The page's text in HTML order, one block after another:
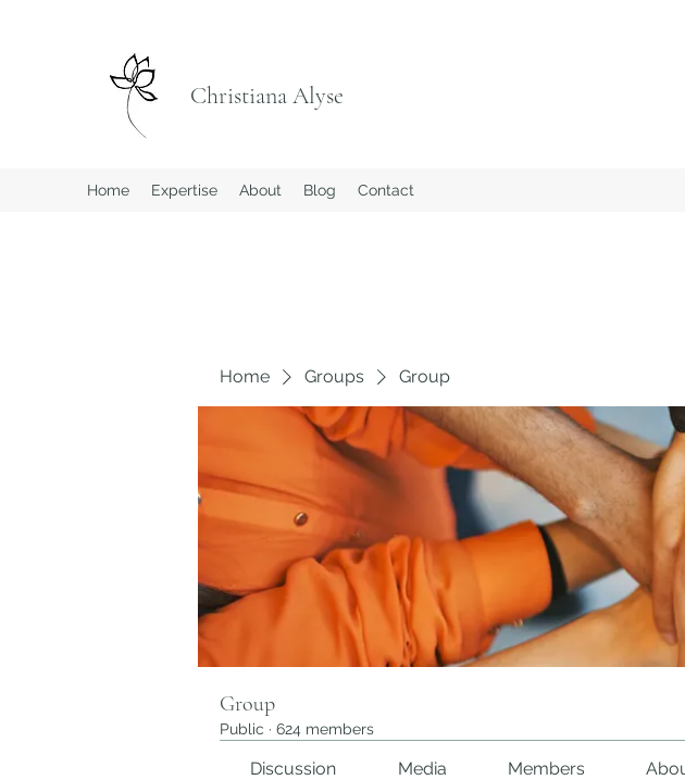
Christiana Alyse
Home Expertise About Blog Contact
Home Groups Group
Group
Public · 624 members
Discussion Media Members